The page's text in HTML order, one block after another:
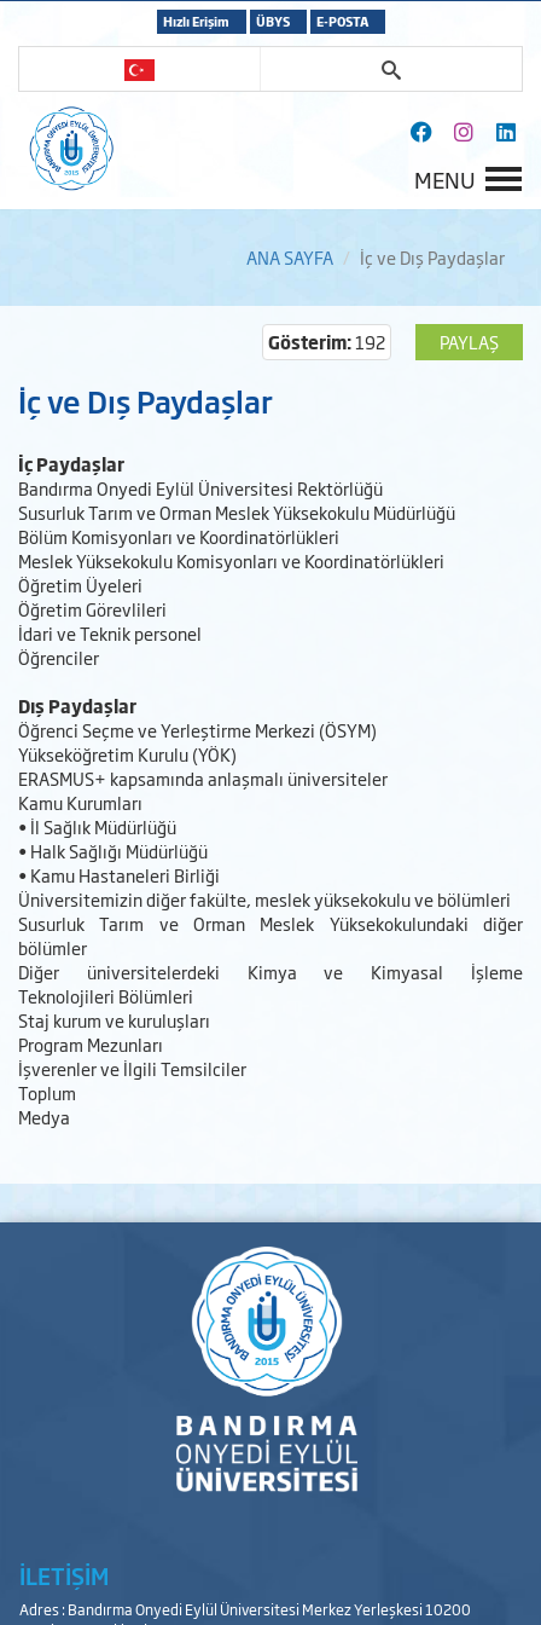
Hızlı Erişim ÜBYS E-POSTA
MENU
ANA SAYFA İç ve Dış Paydaşlar
PAYLAŞ
Gösterim:192
İç ve Dış Paydaşlar
İç Paydaşlar
Bandırma Onyedi Eylül Üniversitesi Rektörlüğü
Susurluk Tarım ve Orman Meslek Yüksekokulu Müdürlüğü
Bölüm Komisyonları ve Koordinatörlükleri
Meslek Yüksekokulu Komisyonları ve Koordinatörlükleri
Öğretim Üyeleri
Öğretim Görevlileri
İdari ve Teknik personel
Öğrenciler
Dış Paydaşlar
Öğrenci Seçme ve Yerleştirme Merkezi (ÖSYM)
Yükseköğretim Kurulu (YÖK)
ERASMUS+ kapsamında anlaşmalı üniversiteler
Kamu Kurumları
• İl Sağlık Müdürlüğü
• Halk Sağlığı Müdürlüğü
• Kamu Hastaneleri Birliği
Üniversitemizin diğer fakülte, meslek yüksekokulu ve bölümleri
Susurluk Tarım ve Orman Meslek Yüksekokulundaki diğer
bölümler
Diğer üniversitelerdeki Kimya ve Kimyasal İşleme
Teknolojileri Bölümleri
Staj kurum ve kuruluşları
Program Mezunları
İşverenler ve İlgili Temsilciler
Toplum
Medya
İLETİŞİM
Adres : Bandırma Onyedi Eylül Üniversitesi Merkez Yerleşkesi 10200